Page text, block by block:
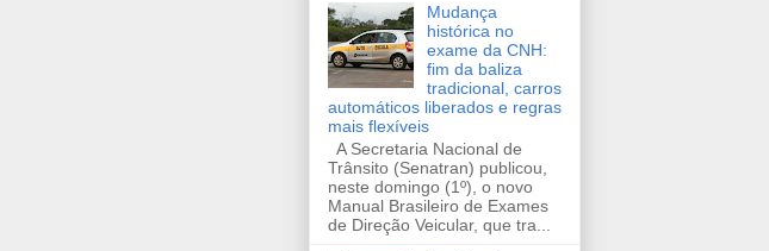
Mudança
histórica no
exame da CNH:
fim da baliza
tradicional, carros
automáticos liberados e regras
mais flexíveis
A Secretaria Nacional de
Trânsito (Senatran) publicou,
neste domingo (1º), o novo
Manual Brasileiro de Exames
de Direção Veicular, que tra...